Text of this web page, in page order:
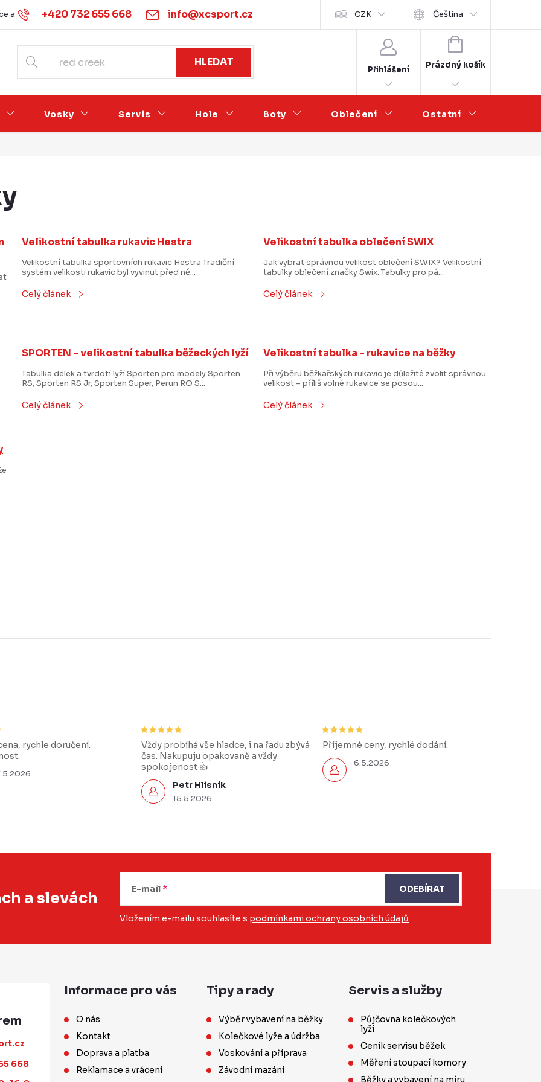
+420 732 655 668 info@xcsport.cz
a vrácení Obchodní podmínky Ochrana osobních údajů Velkoobchod CZK Čeština
HLEDAT
Přihlášení
NÁKUPNÍ
KOŠÍK
Prázdný košík
Vosky Servis Hole Boty Oblečení Ostatní
Velikostní tabulka rukavic Hestra
Velikostní tabulka sportovních rukavic Hestra Tradiční
systém velikosti rukavic byl vyvinut před ně...
Celý článek
Velikostní tabulka oblečení SWIX
Jak vybrat správnou velikost oblečení SWIX? Velikostní
tabulky oblečení značky Swix. Tabulky pro pá...
Celý článek
SPORTEN - velikostní tabulka běžeckých lyží
Tabulka délek a tvrdotí lyží Sporten pro modely Sporten
RS, Sporten RS Jr, Sporten Super, Perun RO S...
Celý článek
Velikostní tabulka - rukavice na běžky
Při výběru běžkařských rukavic je důležité zvolit správnou
velikost – příliš volné rukavice se posou...
Celý článek
rychle doručení.
Petr Hlisník
15.5.2026
Vždy probíhá vše hladce, i na řadu zbývá
čas. Nakupuju opakovaně a vždy
spokojenost 👍
6.5.2026
Příjemné ceny, rychlé dodání.
a slevách E-mail
Vložením e-mailu souhlasíte s podmínkami ochrany osobních údajů
ODEBÍRAT
668
Informace pro vás
O nás
Kontakt
Doprava a platba
Reklamace a vrácení
Tipy a rady
Výběr vybavení na běžky
Kolečkové lyže a údržba
Voskování a příprava
Závodní mazání
Servis a služby
Půjčovna kolečkových
lyží
Ceník servisu běžek
Měření stoupací komory
Běžky a vybavení na míru